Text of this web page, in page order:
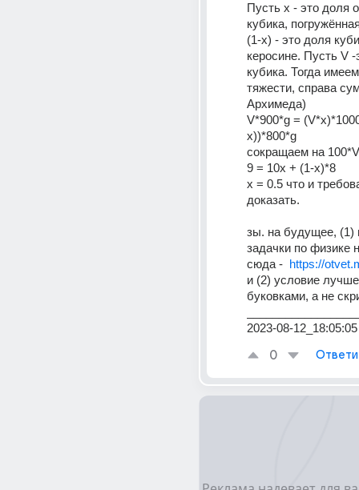
Пусть х - это доля
кубика,
(1-х) - это доля
керосине. Пусть V
кубика. Тогда
тяжести, справа
Архимеда)
V*900*g =
х))*800*g
сокращаем на
9 = 10x + (1-х)*8
x = 0.5 что и
доказать.
зы. на будущее, (1)
задачки по физике
сюда - https://
и (2) условие
буковками, а не
2023-08-12_18:05:05
0